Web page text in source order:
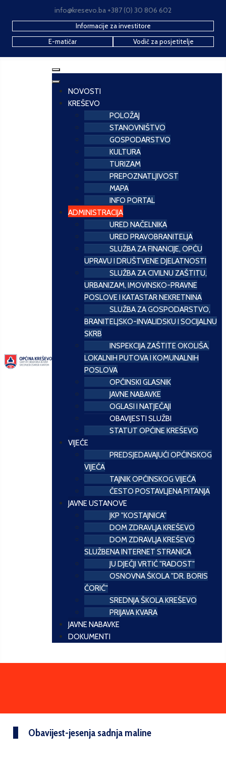
info@kresevo.ba +387 (0) 30 806 602
Informacije za investitore
E-matičar
Vodič za posjetitelje
NOVOSTI
KREŠEVO
POLOŽAJ
STANOVNIŠTVO
GOSPODARSTVO
KULTURA
TURIZAM
PREPOZNATLJIVOST
MAPA
INFO PORTAL
ADMINISTRACIJA
URED NAČELNIKA
URED PRAVOBRANITELJA
SLUŽBA ZA FINANCIJE, OPĆU
UPRAVU I DRUŠTVENE DJELATNOSTI
SLUŽBA ZA CIVILNU ZAŠTITU,
URBANIZAM, IMOVINSKO-PRAVNE
POSLOVE I KATASTAR NEKRETNINA
SLUŽBA ZA GOSPODARSTVO,
BRANITELJSKO-INVALIDSKU I SOCIJALNU
SKRB
INSPEKCIJA ZAŠTITE OKOLIŠA,
LOKALNIH PUTOVA I KOMUNALNIH
POSLOVA
OPĆINSKI GLASNIK
JAVNE NABAVKE
OGLASI I NATJEČAJI
OBAVIJESTI SLUŽBI
STATUT OPĆINE KREŠEVO
VIJEĆE
PREDSJEDAVAJUĆI OPĆINSKOG
VIJEĆA
TAJNIK OPĆINSKOG VIJEĆA
ČESTO POSTAVLJENA PITANJA
JAVNE USTANOVE
JKP "KOSTAJNICA"
DOM ZDRAVLJA KREŠEVO
DOM ZDRAVLJA KREŠEVO
SLUŽBENA INTERNET STRANICA
JU DJEČJI VRTIĆ "RADOST"
OSNOVNA ŠKOLA "DR. BORIS
ĆORIĆ"
SREDNJA ŠKOLA KREŠEVO
PRIJAVA KVARA
JAVNE NABAVKE
DOKUMENTI
Obavijest-jesenja sadnja maline